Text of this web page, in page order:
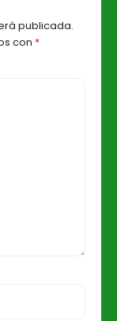
publicada.
con *